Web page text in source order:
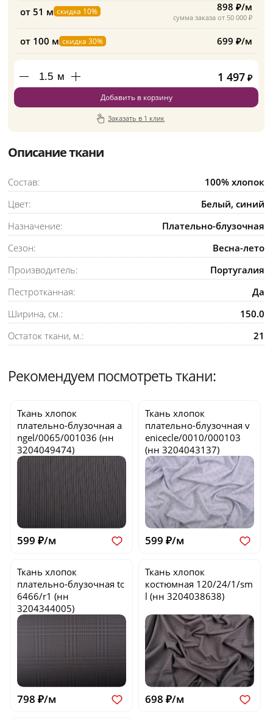
от 51 м скидка 10%
сумма заказа от 50 000 ₽
898 ₽/м
от 100 м скидка 30% 699 ₽/м
м 1 497 ₽
Добавить в корзину
Заказать в 1 клик
Описание ткани
Состав:
100% хлопок
Цвет:
Белый, синий
Назначение:
Плательно-блузочная
Сезон:
Весна-лето
Производитель:
Португалия
Пестротканная:
Да
Ширина, см.:
150.0
Остаток ткани, м.:
21
Рекомендуем посмотреть ткани:
Ткань хлопок
плательно-блузочнаяa
ngel/0065/001036 (нн
3204049474)
599 ₽/м
Ткань хлопок
плательно-блузочнаяv
enicecle/0010/000103
(нн 3204043137)
599 ₽/м
Ткань хлопок
плательно-блузочнаяtc
6466/r1 (нн
3204344005)
798 ₽/м
Ткань хлопок
костюмная 120/24/1/sm
l (нн 3204038638)
698 ₽/м